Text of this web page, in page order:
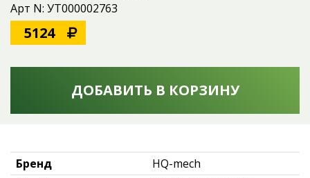
Арт N: УТ000002763
5124
ДОБАВИТЬ В КОРЗИНУ
Бренд
HQ-mech